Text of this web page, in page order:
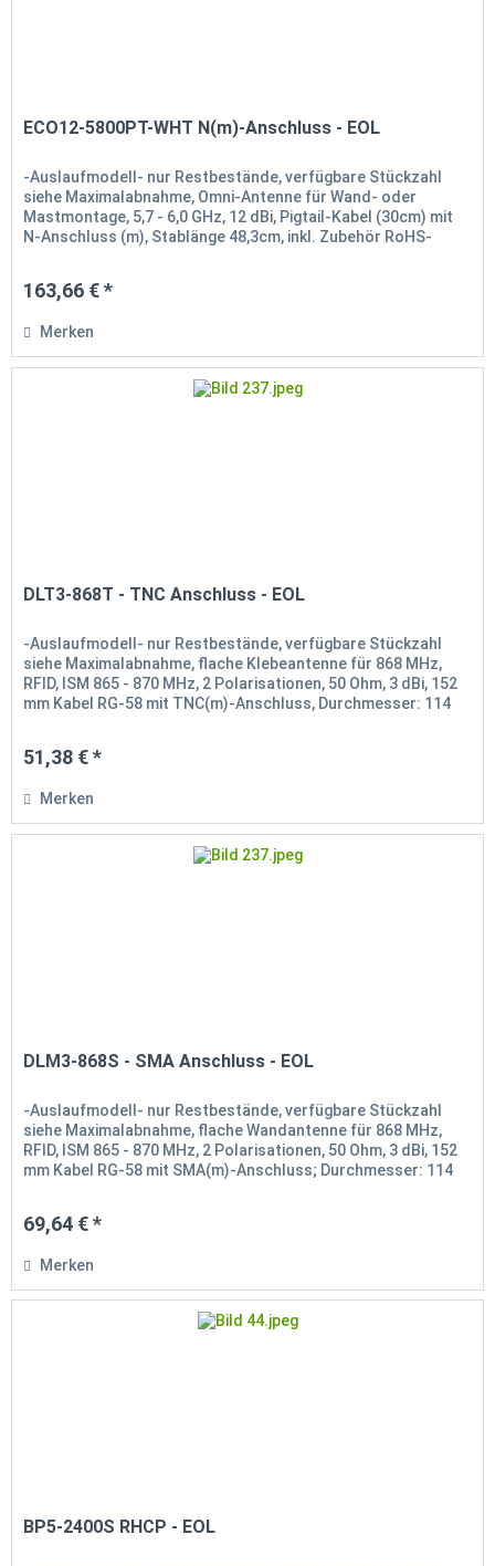
ECO12-5800PT-WHT N(m)-Anschluss - EOL
-Auslaufmodell- nur Restbestände, verfügbare Stückzahl
siehe Maximalabnahme, Omni-Antenne für Wand- oder
Mastmontage, 5,7 - 6,0 GHz, 12 dBi, Pigtail-Kabel (30cm) mit
N-Anschluss (m), Stablänge 48,3cm, inkl. Zubehör RoHS-
163,66 € *
Merken
DLT3-868T - TNC Anschluss - EOL
-Auslaufmodell- nur Restbestände, verfügbare Stückzahl
siehe Maximalabnahme, flache Klebeantenne für 868 MHz,
RFID, ISM 865 - 870 MHz, 2 Polarisationen, 50 Ohm, 3 dBi, 152
mm Kabel RG-58 mit TNC(m)-Anschluss, Durchmesser: 114
51,38 € *
Merken
DLM3-868S - SMA Anschluss - EOL
-Auslaufmodell- nur Restbestände, verfügbare Stückzahl
siehe Maximalabnahme, flache Wandantenne für 868 MHz,
RFID, ISM 865 - 870 MHz, 2 Polarisationen, 50 Ohm, 3 dBi, 152
mm Kabel RG-58 mit SMA(m)-Anschluss; Durchmesser: 114
69,64 € *
Merken
BP5-2400S RHCP - EOL